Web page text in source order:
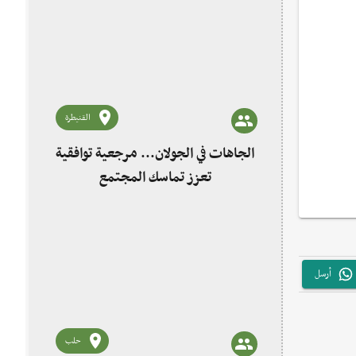
أرسل
القنيطرة
الجاهات في الجولان... مرجعية توافقية
تعزز تماسك المجتمع
حلب